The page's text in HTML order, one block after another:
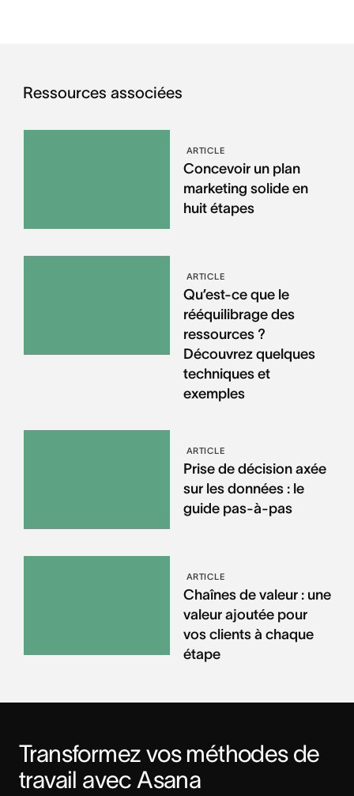
Ressources associées
ARTICLE
Concevoir un plan
marketing solide en
huit étapes
ARTICLE
Qu’est-ce que le
rééquilibrage des
ressources ?
Découvrez quelques
techniques et
exemples
ARTICLE
Prise de décision axée
sur les données : le
guide pas-à-pas
ARTICLE
Chaînes de valeur : une
valeur ajoutée pour
vos clients à chaque
étape
Transformez vos méthodes de
travail avec Asana